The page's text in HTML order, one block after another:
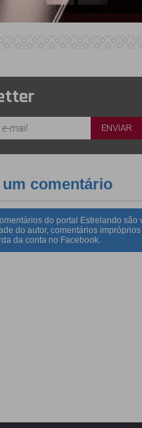
um comentário
do portal Estrelando
do autor, comentários
da conta no Facebook.